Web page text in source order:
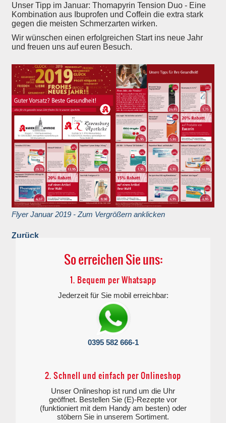
Unser Tipp im Januar: Thomapyrin Tension Duo - Eine
Kombination aus Ibuprofen und Coffein die extra stark
gegen die meisten Schmerzarten wirken.
Wir wünschen einen erfolgreichen Start ins neue Jahr
und freuen uns auf euren Besuch.
Flyer Januar 2019 - Zum Vergrößern anklicken
Zurück
So erreichen Sie uns:
1. Bequem per Whatsapp
Jederzeit für Sie mobil erreichbar:
0395 582 666-1
2. Schnell und einfach per Onlineshop
Unser Onlineshop ist rund um die Uhr
geöffnet. Bestellen Sie (E)-Rezepte vor
(funktioniert mit dem Handy am besten) oder
stöbern Sie in unserem Sortiment.